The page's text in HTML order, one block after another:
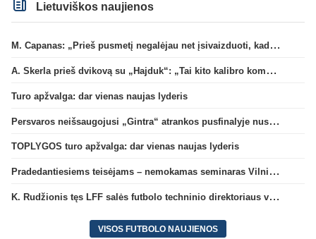
Lietuviškos naujienos
M. Capanas: „Prieš pusmetį negalėjau net įsivaizduoti, kad žaisime prieš „Hajduk“
A. Skerla prieš dvikovą su „Hajduk“: „Tai kito kalibro komanda“
Turo apžvalga: dar vienas naujas lyderis
Persvaros neišsaugojusi „Gintra“ atrankos pusfinalyje nusileido Škotijos čempionėms
TOPLYGOS turo apžvalga: dar vienas naujas lyderis
Pradedantiesiems teisėjams – nemokamas seminaras Vilniuje šį penktadienį
K. Rudžionis tęs LFF salės futbolo techninio direktoriaus veiklą
VISOS FUTBOLO NAUJIENOS